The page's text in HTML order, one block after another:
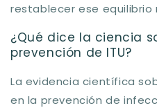
restablecer ese equilibrio
¿Qué dice la ciencia
prevención de ITU?
La evidencia científica
en la prevención de